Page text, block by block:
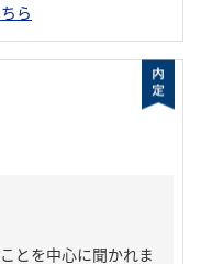
ら
とを中心に聞かれま